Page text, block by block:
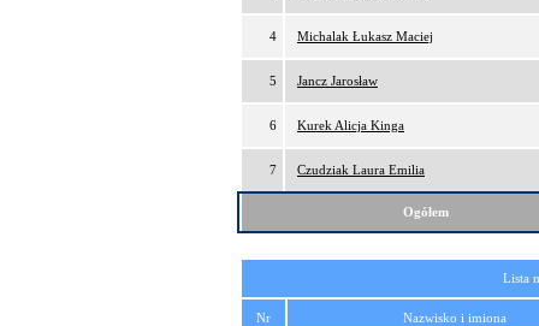
4 Michalak Łukasz Maciej
5 Jancz Jarosław
6 Kurek Alicja Kinga
7 Czudziak Laura Emilia
Ogółem
Lista
Nr Nazwisko i imiona